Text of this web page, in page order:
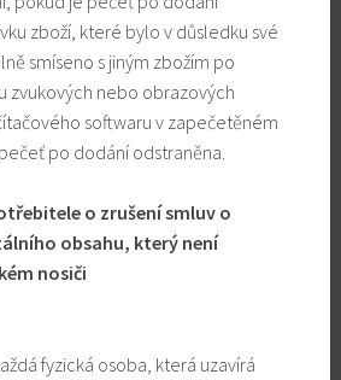
zboží, které bylo v důsledku své
smíseno s jiným zbožím po
zvukových nebo obrazových
softwaru v zapečetěném
po dodání odstraněna.
o zrušení smluv o
obsahu, který není
nosiči
fyzická osoba, která uzavírá